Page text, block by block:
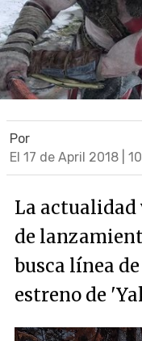
Por
El 17 de April 2018 |
La actualidad
de
busca línea
estreno de